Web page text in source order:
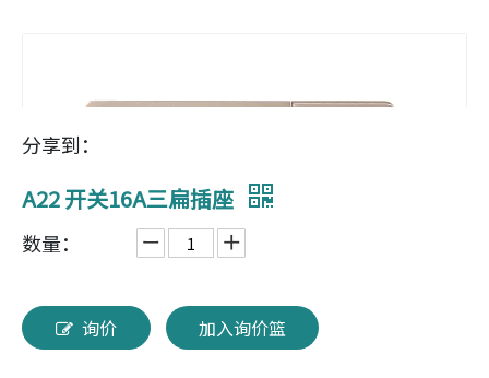
分享到：
A22 开关16A三扁插座
数量：
询价 加入询价篮